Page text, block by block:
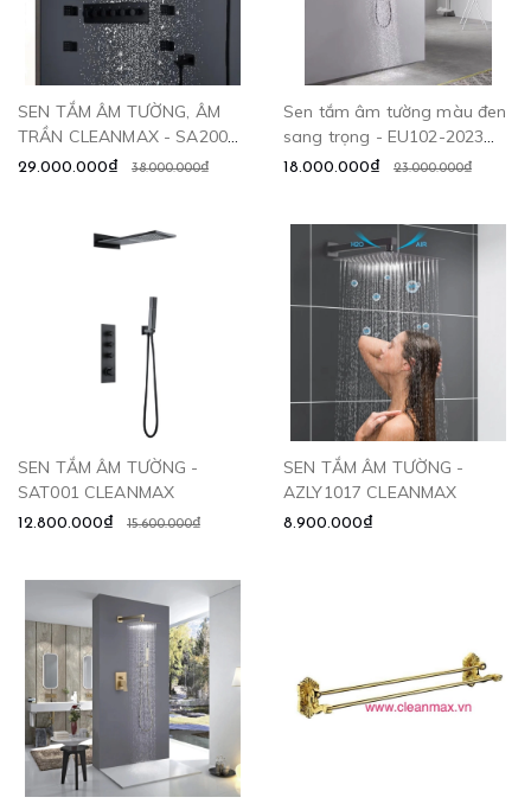
SEN TẮM ÂM TƯỜNG, ÂM
TRẦN CLEANMAX - SA2003
CLEANMAX
29.000.000₫ 38.000.000₫
Sen tắm âm tường màu đen
sang trọng - EU102-2023
CLEANMAX
18.000.000₫ 23.000.000₫
SEN TẮM ÂM TƯỜNG -
SAT001 CLEANMAX
12.800.000₫ 15.600.000₫
SEN TẮM ÂM TƯỜNG -
AZLY1017 CLEANMAX
8.900.000₫